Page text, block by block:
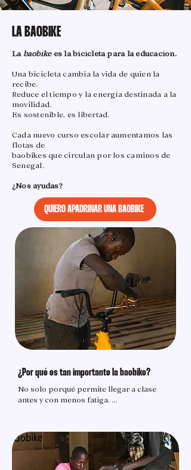
LA BAOBIKE
La baobikees la bicicleta para la educación.
Una bicicleta cambia la vida de quien la
recibe.
Reduce el tiempo y la energía destinada a la
movilidad.
Es sostenible, es libertad.
Cada nuevo curso escolar aumentamos las
flotas de
baobikes que circulan por los caminos de
Senegal.
​¿Nos ayudas?
QUIERO APADRINAR UNA BAOBIKE
¿Por qué es tan importante la baobike?
No solo porqué permite llegar a clase
antes y con menos fatiga.
- Es una bici nueva, exclusiva, pensada
para quiénes van a usarla y también para
quienes tienen que repararla.